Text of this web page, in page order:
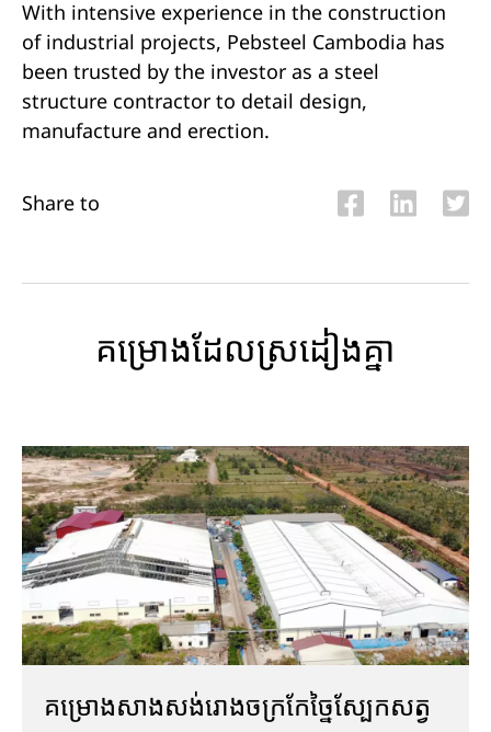
With intensive experience in the construction
of industrial projects, Pebsteel Cambodia has
been trusted by the investor as a steel
structure contractor to detail design,
manufacture and erection.
Share to
គម្រោងដែលស្រដៀងគ្នា
គម្រោងសាងសង់រោងចក្រកែច្នៃស្បែកសត្វ